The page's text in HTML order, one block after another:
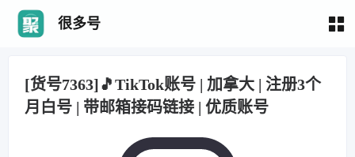
很多号
[货号7363]🎵TikTok账号 | 加拿大 | 注册3个
月白号 | 带邮箱接码链接 | 优质账号